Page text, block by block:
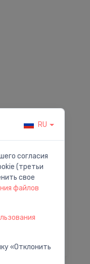
Поддержка
RU
согласия
(третьи
свое
файлов
«Отклонить